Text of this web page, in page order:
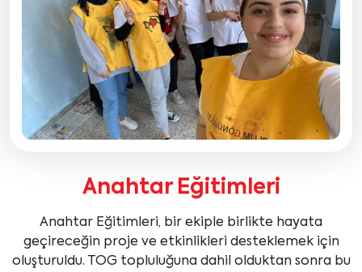
Anahtar Eğitimleri
Anahtar Eğitimleri, bir ekiple birlikte hayata
geçireceğin proje ve etkinlikleri desteklemek için
oluşturuldu. TOG topluluğuna dahil olduktan sonra bu